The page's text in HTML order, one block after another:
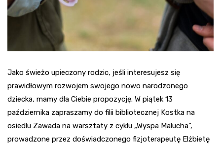
Jako świeżo upieczony rodzic, jeśli interesujesz się
prawidłowym rozwojem swojego nowo narodzonego
dziecka, mamy dla Ciebie propozycję. W piątek 13
października zapraszamy do filii bibliotecznej Kostka na
osiedlu Zawada na warsztaty z cyklu „Wyspa Malucha”,
prowadzone przez doświadczonego fizjoterapeutę Elżbietę